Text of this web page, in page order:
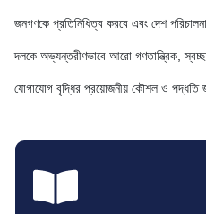
জনগণকে প্রতিনিধিত্ব করবে এবং দেশ
দলকে অভ্যন্তরীণভাবে আরো গণতান্ত্রিক, স্বচ্ছ
যোগাযোগ বৃদ্ধির প্রয়োজনীয় কৌশল ও পদ্ধতি